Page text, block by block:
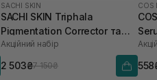
SACHI SKIN
SACHI SKIN Triphala
Pigmentation Corrector та
Saffron Luminous Cleanser
Акційний набір
2 503₴7 150₴
COS